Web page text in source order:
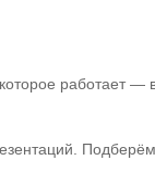
работает —
Подберём